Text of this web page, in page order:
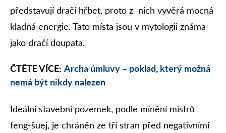
představují dračí hřbet, proto z nich vyvěrá mocná
kladná energie. Tato místa jsou v mytologii známa
jako dračí doupata.
ČTĚTE VÍCE: Archa úmluvy – poklad, který možná
nemá být nikdy nalezen
Ideální stavební pozemek, podle mínění mistrů
feng-šuej, je chráněn ze tří stran před negativními